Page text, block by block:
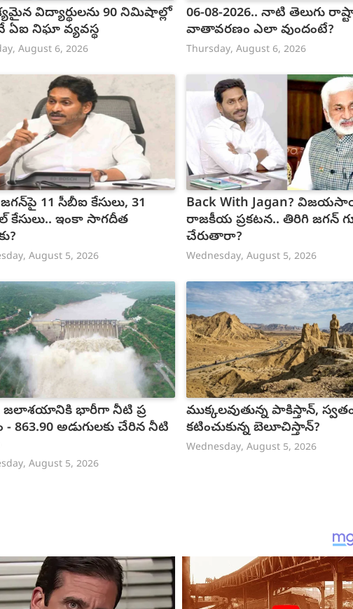
విద్యార్థులను 90 నిమిషాల్లో
ఏఐ నిఘా వ్యవస్థ
August 6, 2026
06-08-2026.. నాటి తెలుగు
వాతావరణం ఎలా వుందంటే?
Thursday, August 6, 2026
11 సీబీఐ కేసులు, 31
కేసులు.. ఇంకా సాగదీత
August 5, 2026
Back With Jagan? విజయసాయి రెడ్డి
రాజకీయ ప్రకటన.. తిరిగి జగన్
చేరుతారా?
Wednesday, August 5, 2026
జలాశయానికి భారీగా నీటి ప్ర
863.90 అడుగులకు చేరిన నీటి
August 5, 2026
ముక్కలవుతున్న పాకిస్తాన్,
కటించుకున్న బెలూచిస్తాన్?
Wednesday, August 5, 2026